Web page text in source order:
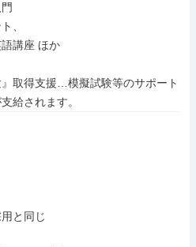
、
講座 ほか
』取得支援…模擬試験等のサポート
給されます。
と同じ